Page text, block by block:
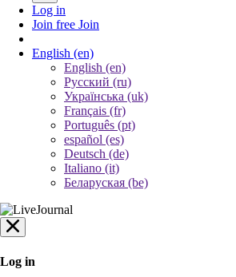
Log in
Join free Join
English (en)
English (en)
Русский (ru)
Українська (uk)
Français (fr)
Português (pt)
español (es)
Deutsch (de)
Italiano (it)
Беларуская (be)
Log in